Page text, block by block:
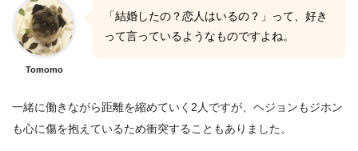
Tomomo
「結婚したの？恋人はいるの？」って、好き
って言っているようなものですよね。
一緒に働きながら距離を縮めていく2人ですが、ヘジョンもジホン
も心に傷を抱えているため衝突することもありました。